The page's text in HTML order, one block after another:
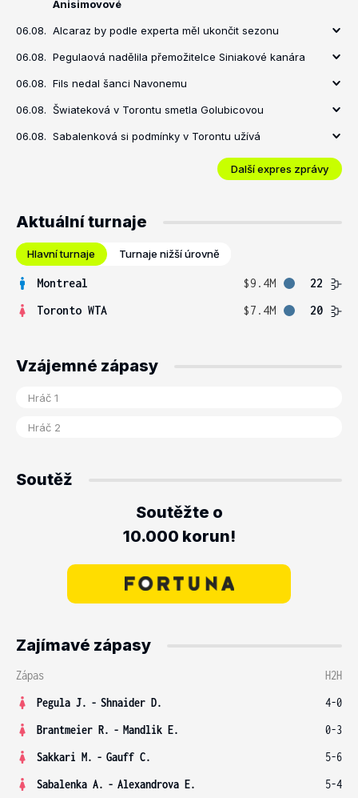
Anisimovové
06.08. Alcaraz by podle experta měl ukončit sezonu
06.08. Pegulaová nadělila přemožitelce Siniakové kanára
06.08. Fils nedal šanci Navonemu
06.08. Šwiateková v Torontu smetla Golubicovou
06.08. Sabalenková si podmínky v Torontu užívá
Další expres zprávy
Aktuální turnaje
Hlavní turnaje Turnaje nižší úrovně
Montreal $9.4M
22
Toronto WTA
$7.4M 20
Vzájemné zápasy
Soutěž
Soutěžte o
10.000 korun!
Zajímavé zápasy
Zápas
H2H
Pegula J. - Shnaider D.
4-0
Brantmeier R. - Mandlik E.
0-3
Sakkari M. - Gauff C.
5-6
Sabalenka A. - Alexandrova E.
5-4